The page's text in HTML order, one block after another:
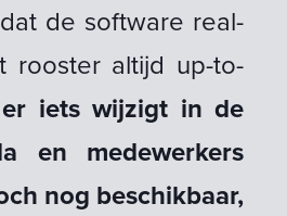
de software real-
rooster altijd up-to-
iets wijzigt in de
en medewerkers
nog beschikbaar,